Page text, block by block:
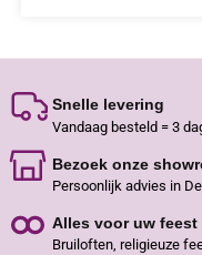
Snelle levering
Vandaag besteld = 3
Bezoek onze
Persoonlijk advies in
Alles voor uw feest
Bruiloften, religieuze